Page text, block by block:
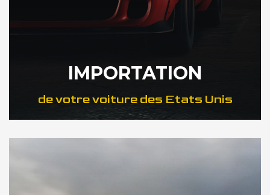
IMPORTATION
de votre voiture des Etats Unis